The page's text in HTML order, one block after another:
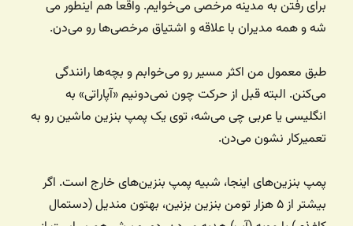
برای رفتن به مدینه مرخصی می‌خوایم. واقعا هم اینطور می
شه و همه مدیران با علاقه و اشتیاق مرخصی‌ها رو می‌دن.
طبق معمول من اکثر مسیر رو می‌خوابم و بچه‌ها رانندگی
می‌کنن. البته قبل از حرکت چون نمی‌دونیم «آپاراتی» به
انگلیسی یا عربی چی می‌شه، توی یک پمپ بنزین ماشین رو به
تعمیرکار نشون می‌دن.
پمپ بنزین‌های اینجا، شبیه پمپ بنزین‌های خارج است. اگر
بیشتر از ۵ هزار تومن بنزین بزنین، بهتون مندیل (دستمال